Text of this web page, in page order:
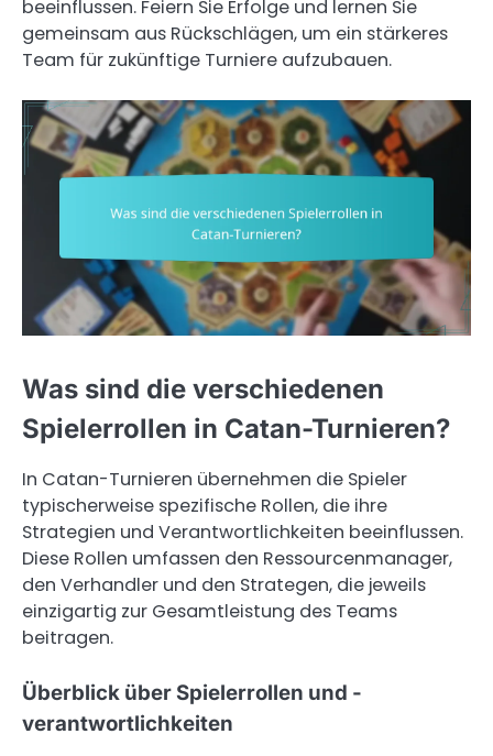
beeinflussen. Feiern Sie Erfolge und lernen Sie
gemeinsam aus Rückschlägen, um ein stärkeres
Team für zukünftige Turniere aufzubauen.
Was sind die verschiedenen
Spielerrollen in Catan-Turnieren?
In Catan-Turnieren übernehmen die Spieler
typischerweise spezifische Rollen, die ihre
Strategien und Verantwortlichkeiten beeinflussen.
Diese Rollen umfassen den Ressourcenmanager,
den Verhandler und den Strategen, die jeweils
einzigartig zur Gesamtleistung des Teams
beitragen.
Überblick über Spielerrollen und -
verantwortlichkeiten